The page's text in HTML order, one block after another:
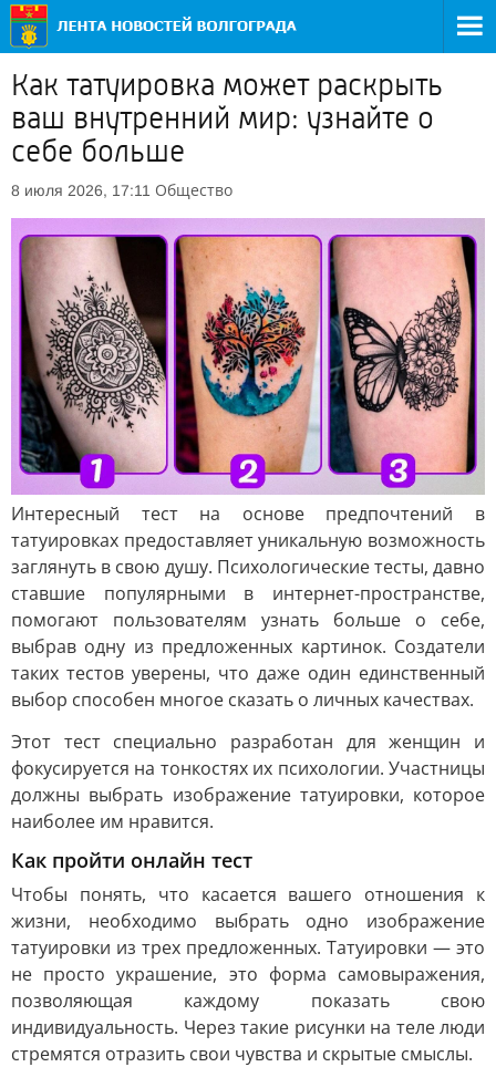
Как татуировка может раскрыть
ваш внутренний мир: узнайте о
себе больше
8 июля 2026, 17:11 Общество
Интересный тест на основе предпочтений в
татуировках предоставляет уникальную возможность
заглянуть в свою душу. Психологические тесты, давно
ставшие популярными в интернет-пространстве,
помогают пользователям узнать больше о себе,
выбрав одну из предложенных картинок. Создатели
таких тестов уверены, что даже один единственный
выбор способен многое сказать о личных качествах.
Этот тест специально разработан для женщин и
фокусируется на тонкостях их психологии. Участницы
должны выбрать изображение татуировки, которое
наиболее им нравится.
Как пройти онлайн тест
Чтобы понять, что касается вашего отношения к
жизни, необходимо выбрать одно изображение
татуировки из трех предложенных. Татуировки — это
не просто украшение, это форма самовыражения,
позволяющая каждому показать свою
индивидуальность. Через такие рисунки на теле люди
стремятся отразить свои чувства и скрытые смыслы.